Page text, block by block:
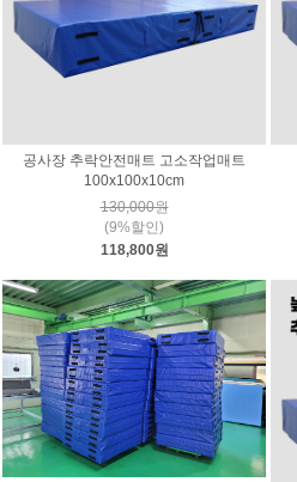
공사장 추락안전매트 고소작업매트
100x100x10cm
130,000원
(9%할인)
118,800원